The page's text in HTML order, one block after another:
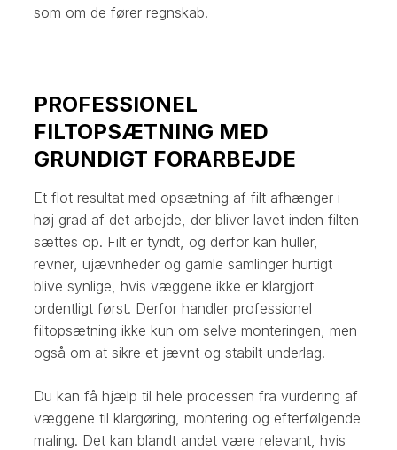
som om de fører regnskab.
PROFESSIONEL
FILTOPSÆTNING MED
GRUNDIGT FORARBEJDE
Et flot resultat med opsætning af filt afhænger i
høj grad af det arbejde, der bliver lavet inden filten
sættes op. Filt er tyndt, og derfor kan huller,
revner, ujævnheder og gamle samlinger hurtigt
blive synlige, hvis væggene ikke er klargjort
ordentligt først. Derfor handler professionel
filtopsætning ikke kun om selve monteringen, men
også om at sikre et jævnt og stabilt underlag.
Du kan få hjælp til hele processen fra vurdering af
væggene til klargøring, montering og efterfølgende
maling. Det kan blandt andet være relevant, hvis